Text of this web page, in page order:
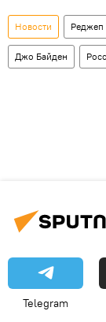
Новости Реджеп
Джо Байден
Telegram